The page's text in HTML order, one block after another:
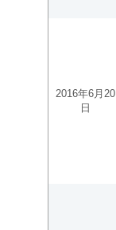
2016年6月20
日